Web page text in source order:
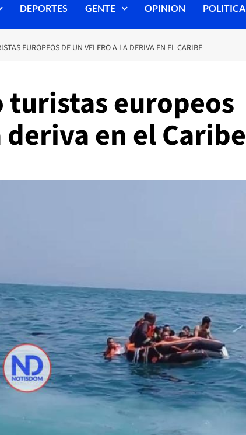
DEPORTES GENTE OPINION POLITICA
EUROPEOS DE UN VELERO A LA DERIVA EN EL CARIBE
turistas europeos
en el Caribe